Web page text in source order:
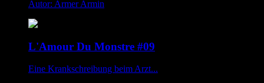
Autor: Armer Armin
L'Amour Du Monstre #09
Eine Krankschreibung beim Arzt...